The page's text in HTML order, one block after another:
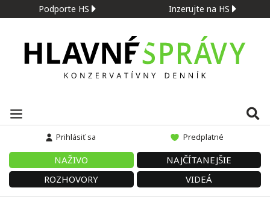
Podporte HS Inzerujte na HS
Prihlásiť sa Predplatné
NAŽIVO
NAJČÍTANEJŠIE
ROZHOVORY
VIDEÁ